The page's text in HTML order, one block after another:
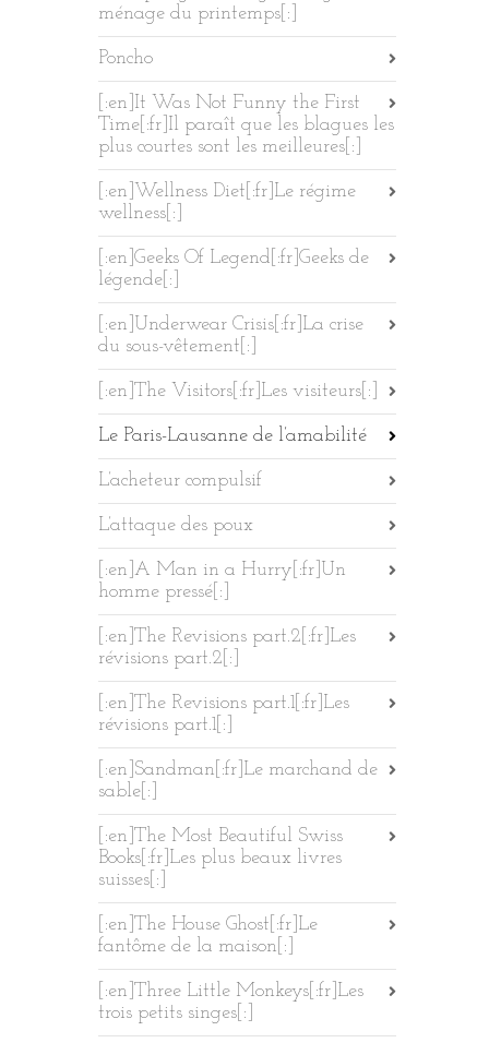
ménage du printemps[:]
Poncho
[:en]It Was Not Funny the First
Time[:fr]Il paraît que les blagues les
plus courtes sont les meilleures[:]
[:en]Wellness Diet[:fr]Le régime
wellness[:]
[:en]Geeks Of Legend[:fr]Geeks de
légende[:]
[:en]Underwear Crisis[:fr]La crise
du sous-vêtement[:]
[:en]The Visitors[:fr]Les visiteurs[:]
Le Paris-Lausanne de l’amabilité
L’acheteur compulsif
L’attaque des poux
[:en]A Man in a Hurry[:fr]Un
homme pressé[:]
[:en]The Revisions part.2[:fr]Les
révisions part.2[:]
[:en]The Revisions part.1[:fr]Les
révisions part.1[:]
[:en]Sandman[:fr]Le marchand de
sable[:]
[:en]The Most Beautiful Swiss
Books[:fr]Les plus beaux livres
suisses[:]
[:en]The House Ghost[:fr]Le
fantôme de la maison[:]
[:en]Three Little Monkeys[:fr]Les
trois petits singes[:]